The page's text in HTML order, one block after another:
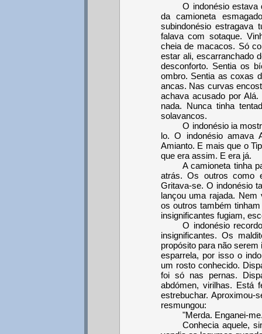
O indonésio estava
da camioneta
subindonésio estragava
falava com sotaque.
cheia de macacos. Só
estar ali, escarranchado
desconforto. Sentia os
ombro. Sentia as coxas
ancas. Nas curvas
achava acusado por
nada. Nunca tinha
solavancos.
O indonésio ia
lo. O indonésio amava
Amianto. E mais que o
que era assim. E era já.
A camioneta tinha
atrás. Os outros como
Gritava-se. O indonésio
lançou uma rajada.
os outros também
insignificantes fugiam,
O indonésio
insignificantes. Os
propósito para não
esparrela, por isso o
um rosto conhecido.
foi só nas pernas.
abdómen, virilhas. Está
estrebuchar.
resmungou:
"Merda. Enganei-
Conhecia aquele,